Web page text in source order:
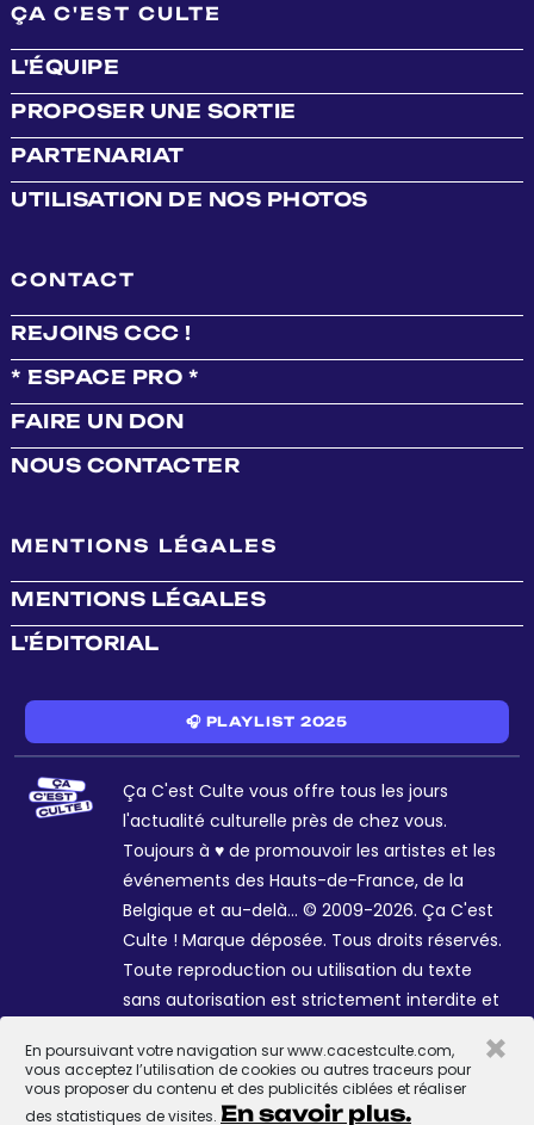
En poursuivant votre navigation sur www.cacestculte.com,
vous acceptez l’utilisation de cookies ou autres traceurs pour
vous proposer du contenu et des publicités ciblées et réaliser
des statistiques de visites. En savoir plus.
×
ÇA C'EST CULTE
L'ÉQUIPE
PROPOSER UNE SORTIE
PARTENARIAT
UTILISATION DE NOS PHOTOS
CONTACT
REJOINS CCC !
* ESPACE PRO *
FAIRE UN DON
NOUS CONTACTER
MENTIONS LÉGALES
MENTIONS LÉGALES
L'ÉDITORIAL
🎧 PLAYLIST 2025
Ça C'est Culte vous offre tous les jours
l'actualité culturelle près de chez vous.
Toujours à ♥ de promouvoir les artistes et les
événements des Hauts-de-France, de la
Belgique et au-delà... © 2009-2026. Ça C'est
Culte ! Marque déposée. Tous droits réservés.
Toute reproduction ou utilisation du texte
sans autorisation est strictement interdite et
Sophie R. et Céline Galant.